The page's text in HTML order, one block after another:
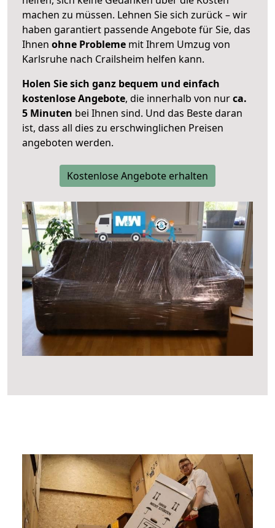
machen zu müssen. Lehnen Sie sich zurück – wir
haben garantiert passende Angebote für Sie, das
Ihnen ohne Probleme mit Ihrem Umzug von
Karlsruhe nach Crailsheim helfen kann.
Holen Sie sich ganz bequem und einfach
kostenlose Angebote, die innerhalb von nurca.
5 Minuten bei Ihnen sind. Und das Beste daran
ist, dass all dies zu erschwinglichen Preisen
angeboten werden.
Kostenlose Angebote erhalten